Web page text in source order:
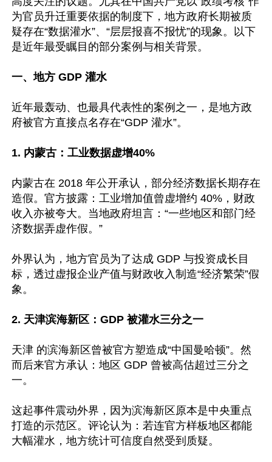
为官员升迁重要依据的制度下，地方政府长期被质
疑存在“数据灌水”、“层层报喜不报忧”的现象。以下
是近年最受瞩目的部分案例与相关背景。
一、地方 GDP 灌水
近年最轰动、也最具代表性的案例之一，是地方政
府被官方直接点名存在“GDP 灌水”。
1. 内蒙古：工业数据虚增40%
内蒙古在 2018 年公开承认，部分经济数据长期存在
造假。官方披露：工业增加值曾虚增约 40%，财政
收入亦被夸大。当地政府坦言：“一些地区和部门经
济数据弄虚作假。”
外界认为，地方官员为了达成 GDP 与投资成长目
标，透过虚报企业产值与财政收入制造“经济繁荣”假
象。
2. 天津滨海新区：GDP 被灌水三分之一
天津 的滨海新区曾被官方塑造成“中国曼哈顿”。然
而后来官方承认：地区 GDP 曾被高估超过三分之
一。
这起事件震动外界，因为滨海新区原本是中央重点
打造的示范区。评论认为：若连官方样板地区都能
大幅灌水，地方统计可信度自然受到质疑。